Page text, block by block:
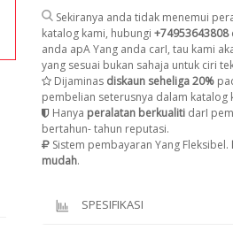
Sekiranya anda tidak menemui
katalog kami, hubungi +74953643808
anda apA Yang anda carI, tau kami
yang sesuai bukan sahaja untuk ciri
Dijaminas diskaun seheliga 20%
pembelian seterusnya dalam katalog
Hanya peralatan berkualiti darI
bertahun- tahun reputasi.
Sistem pembayaran Yang Fleksibel.
mudah.
SPESIFIKASI